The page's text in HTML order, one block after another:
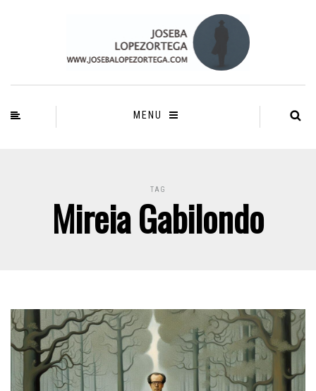
MENU
TAG
Mireia Gabilondo